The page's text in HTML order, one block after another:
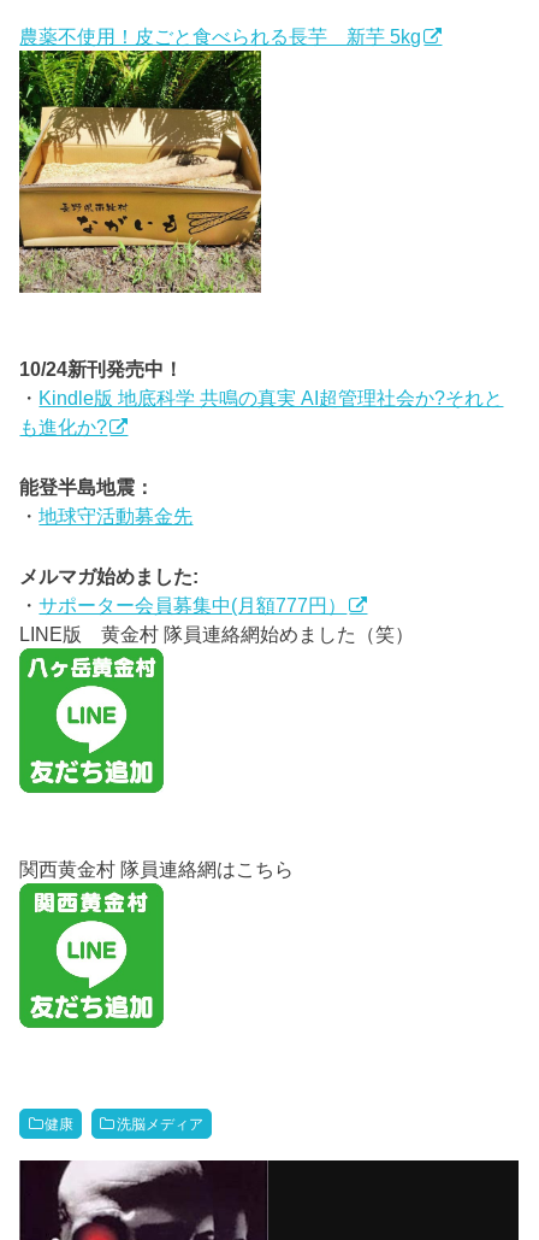
農薬不使用！皮ごと食べられる長芋 新芋 5kg
10/24新刊発売中！
・ Kindle版 地底科学 共鳴の真実 AI超管理社会か?それと
も進化か?
能登半島地震：
・地球守活動募金先
メルマガ始めました:
・サポーター会員募集中(月額777円）
LINE版 黄金村 隊員連絡網始めました（笑）
関西黄金村 隊員連絡網はこちら
健康 洗脳メディア